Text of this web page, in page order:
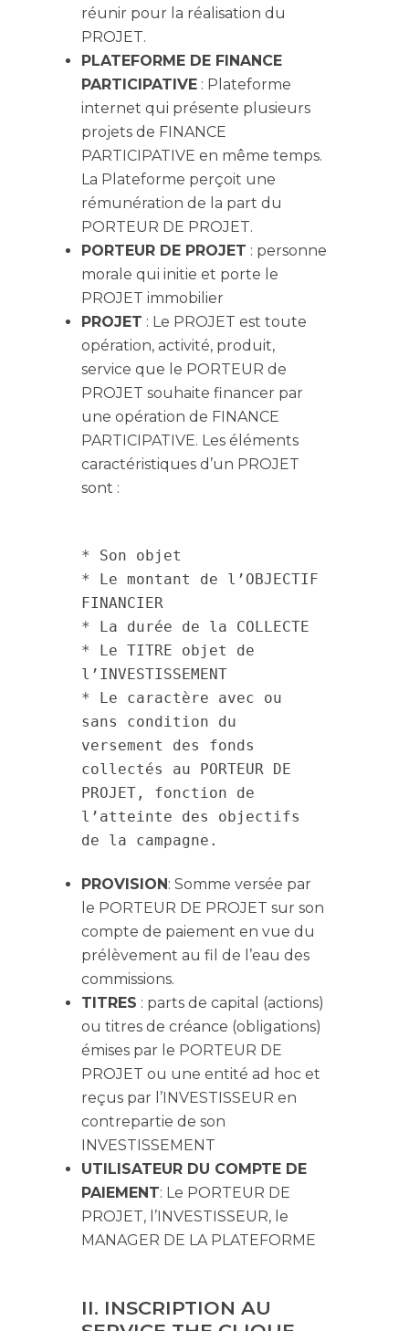
réunir pour la réalisation du
PROJET.
PLATEFORME DE FINANCE
PARTICIPATIVE : Plateforme
internet qui présente plusieurs
projets de FINANCE
PARTICIPATIVE en même temps.
La Plateforme perçoit une
rémunération de la part du
PORTEUR DE PROJET.
PORTEUR DE PROJET : personne
morale qui initie et porte le
PROJET immobilier
PROJET : Le PROJET est toute
opération, activité, produit,
service que le PORTEUR de
PROJET souhaite financer par
une opération de FINANCE
PARTICIPATIVE. Les éléments
caractéristiques d’un PROJET
sont :
* Son objet
* Le montant de l’OBJECTIF
FINANCIER
* La durée de la COLLECTE
* Le TITRE objet de
l’INVESTISSEMENT
* Le caractère avec ou
sans condition du
versement des fonds
collectés au PORTEUR DE
PROJET, fonction de
l’atteinte des objectifs
PROVISION : Somme versée par
le PORTEUR DE PROJET sur son
compte de paiement en vue du
prélèvement au fil de l’eau des
commissions.
TITRES : parts de capital (actions)
ou titres de créance (obligations)
émises par le PORTEUR DE
PROJET ou une entité ad hoc et
reçus par l’INVESTISSEUR en
contrepartie de son
INVESTISSEMENT
UTILISATEUR DU COMPTE DE
PAIEMENT: Le PORTEUR DE
PROJET, l’INVESTISSEUR, le
MANAGER DE LA PLATEFORME
II. INSCRIPTION AU